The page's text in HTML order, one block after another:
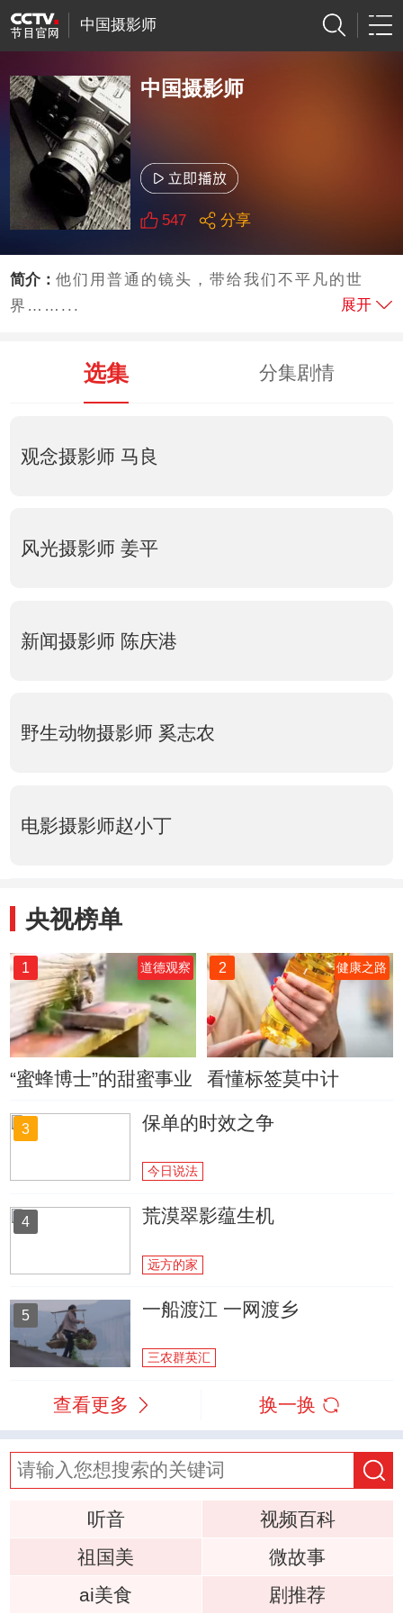
中国摄影师
中国摄影师
547 分享
简介：他们用普通的镜头，带给我们不平凡的世
界……...
展开
选集 分集剧情
观念摄影师 马良
风光摄影师 姜平
新闻摄影师 陈庆港
野生动物摄影师 奚志农
电影摄影师赵小丁
央视榜单
1 道德观察
“蜜蜂博士”的甜蜜事业
2 健康之路
看懂标签莫中计
3 保单的时效之争
今日说法
4 荒漠翠影蕴生机
远方的家
5 一船渡江 一网渡乡
三农群英汇
查看更多 换一换
听音
视频百科
祖国美
微故事
ai美食
剧推荐